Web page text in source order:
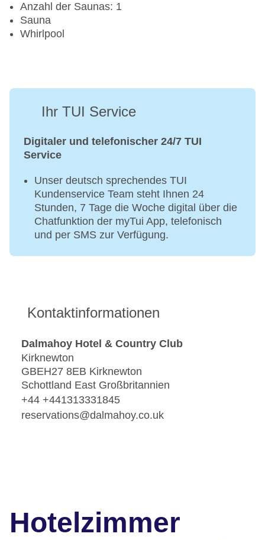
Anzahl der Saunas: 1
Sauna
Whirlpool
Ihr TUI Service
Digitaler und telefonischer 24/7 TUI
Service
Unser deutsch sprechendes TUI
Kundenservice Team steht Ihnen 24
Stunden, 7 Tage die Woche digital über die
Chatfunktion der myTui App, telefonisch
und per SMS zur Verfügung.
Kontaktinformationen
Dalmahoy Hotel & Country Club
Kirknewton
GBEH27 8EB Kirknewton
Schottland East Großbritannien
+44 +441313331845
reservations@dalmahoy.co.uk
Hotelzimmer